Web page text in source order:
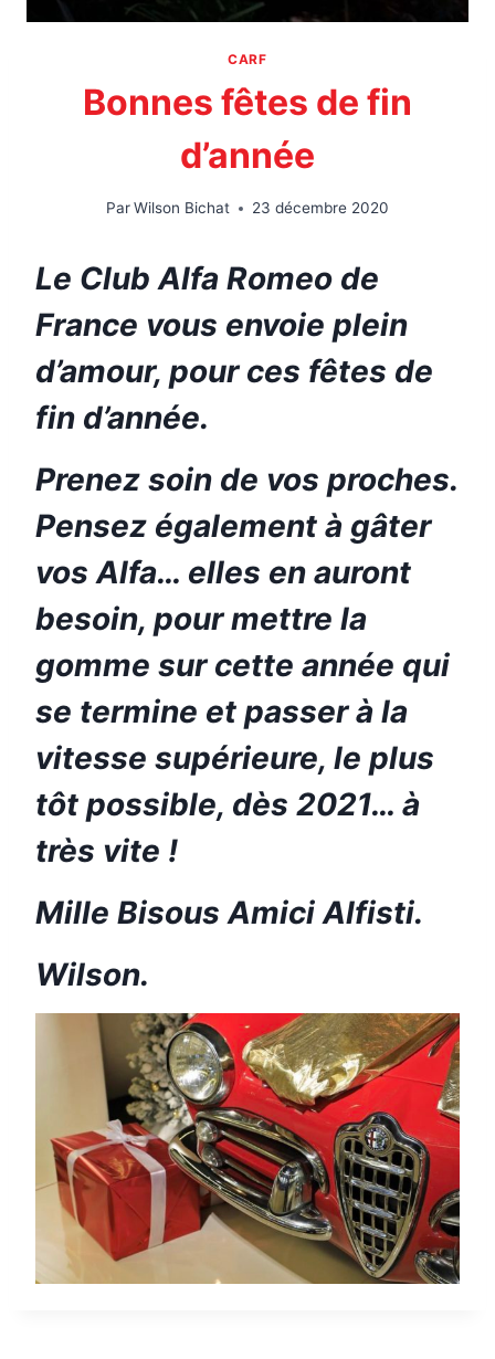
CARF
Bonnes fêtes de fin
d’année
ParWilson Bichat 23 décembre 2020
Le Club Alfa Romeo de
France vous envoie plein
d’amour, pour ces fêtes de
fin d’année.
Prenez soin de vos proches.
Pensez également à gâter
vos Alfa… elles en auront
besoin, pour mettre la
gomme sur cette année qui
se termine et passer à la
vitesse supérieure, le plus
tôt possible, dès 2021… à
très vite !
Mille Bisous Amici Alfisti.
Wilson.